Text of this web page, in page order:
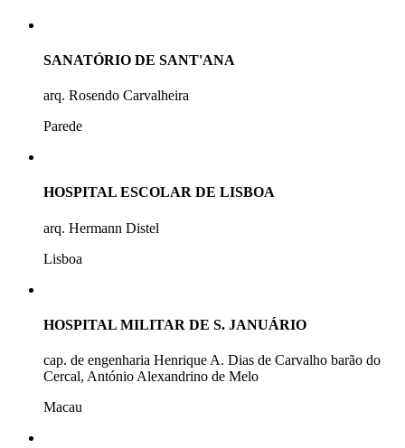
SANATÓRIO DE SANT'ANA
arq. Rosendo Carvalheira
Parede
HOSPITAL ESCOLAR DE LISBOA
arq. Hermann Distel
Lisboa
HOSPITAL MILITAR DE S. JANUÁRIO
cap. de engenharia Henrique A. Dias de Carvalho barão do
Cercal, António Alexandrino de Melo
Macau